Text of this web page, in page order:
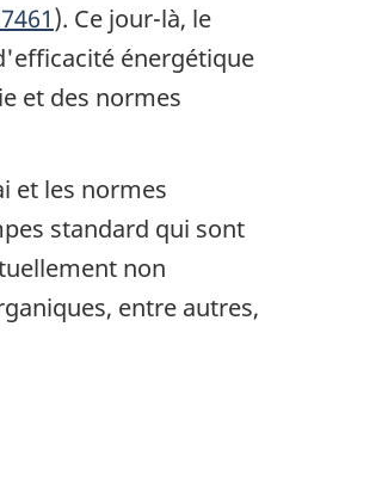
). Ce jour-là, le
énergétique
et des normes
et les normes
standard qui sont
non
entre autres,